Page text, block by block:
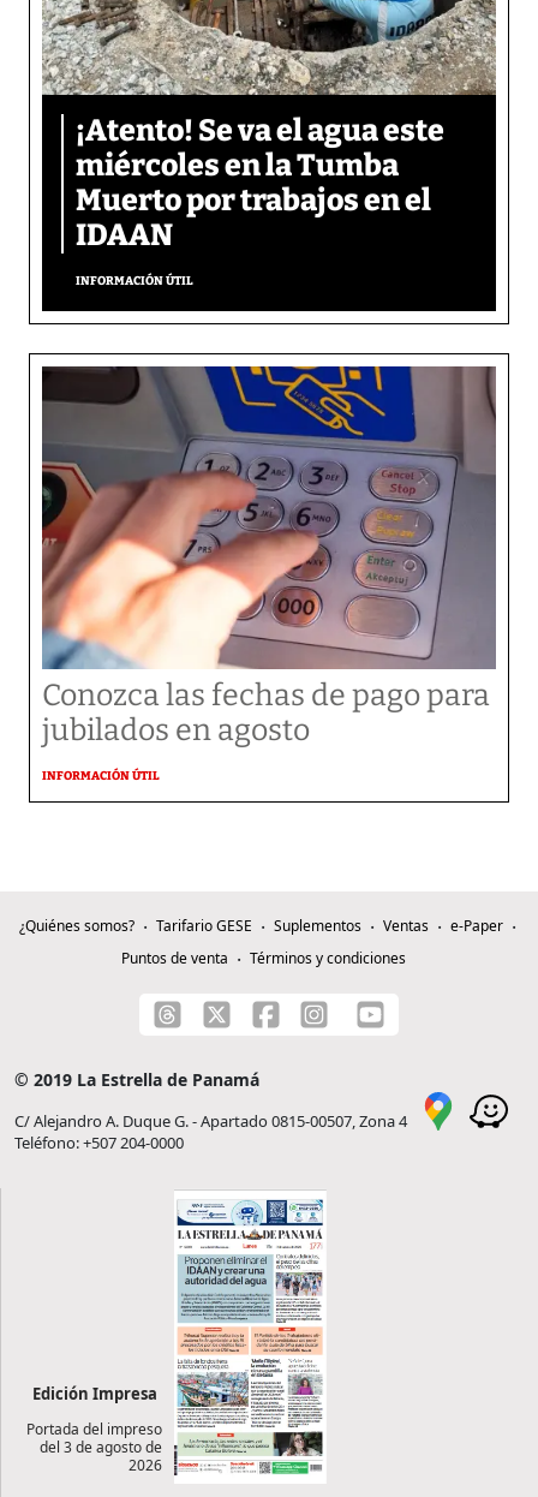
¡Atento! Se va el agua este
miércoles en la Tumba
Muerto por trabajos en el
IDAAN
INFORMACIÓN ÚTIL
Conozca las fechas de pago para
jubilados en agosto
INFORMACIÓN ÚTIL
¿Quiénes somos? Tarifario GESE Suplementos Ventas
e-Paper
Puntos de venta
Términos y condiciones
© 2019 La Estrella de Panamá
C/ Alejandro A. Duque G. - Apartado 0815-00507, Zona 4
Teléfono: +507 204-0000
Edición Impresa
Portada del impreso
del 3 de agosto de
2026